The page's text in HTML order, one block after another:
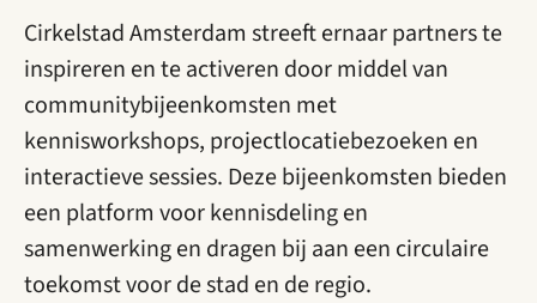
Cirkelstad Amsterdam streeft ernaar partners te
inspireren en te activeren door middel van
communitybijeenkomsten met
kennisworkshops, projectlocatiebezoeken en
interactieve sessies. Deze bijeenkomsten bieden
een platform voor kennisdeling en
samenwerking en dragen bij aan een circulaire
toekomst voor de stad en de regio.